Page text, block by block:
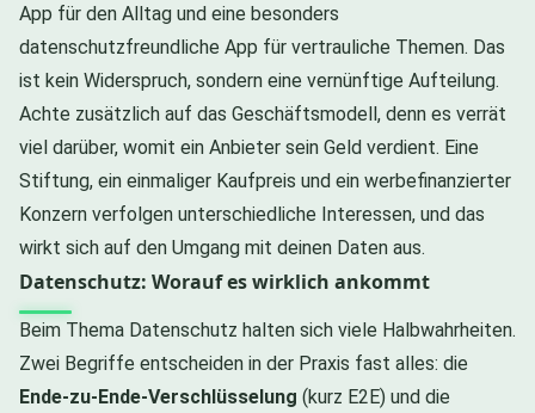
App für den Alltag und eine besonders
datenschutzfreundliche App für vertrauliche Themen. Das
ist kein Widerspruch, sondern eine vernünftige Aufteilung.
Achte zusätzlich auf das Geschäftsmodell, denn es verrät
viel darüber, womit ein Anbieter sein Geld verdient. Eine
Stiftung, ein einmaliger Kaufpreis und ein werbefinanzierter
Konzern verfolgen unterschiedliche Interessen, und das
wirkt sich auf den Umgang mit deinen Daten aus.
Datenschutz: Worauf es wirklich ankommt
Beim Thema Datenschutz halten sich viele Halbwahrheiten.
Zwei Begriffe entscheiden in der Praxis fast alles: die
Ende-zu-Ende-Verschlüsselung (kurz E2E) und die